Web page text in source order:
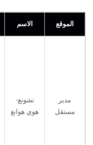
الموقع الاسم
مدير
مستقل
تشونغ-
هوي هوانغ